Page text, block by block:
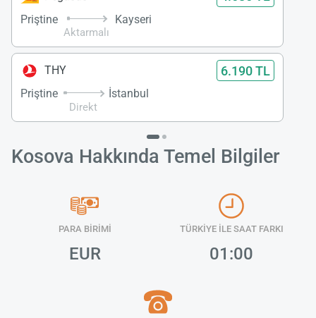
Priştine
Aktarmalı
Kayseri
THY 6.190 TL
Priştine
Direkt
İstanbul
Kosova Hakkında Temel Bilgiler
PARA BİRİMİ
EUR
TÜRKİYE İLE SAAT FARKI
01:00